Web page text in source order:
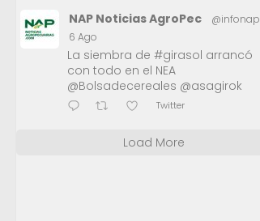
NAP Noticias AgroPec @infonap
6 Ago
La siembra de #girasol arrancó
con todo en el NEA
@Bolsadecereales @asagirok
Twitter
Load More